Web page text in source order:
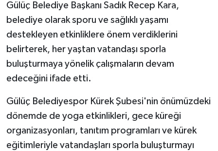
Gülüç Belediye Başkanı Sadık Recep Kara,
belediye olarak sporu ve sağlıklı yaşamı
destekleyen etkinliklere önem verdiklerini
belirterek, her yaştan vatandaşı sporla
buluşturmaya yönelik çalışmaların devam
edeceğini ifade etti.
Gülüç Belediyespor Kürek Şubesi'nin önümüzdeki
dönemde de yoga etkinlikleri, gece küreği
organizasyonları, tanıtım programları ve kürek
eğitimleriyle vatandaşları sporla buluşturmayı